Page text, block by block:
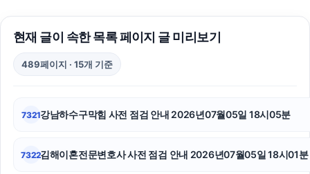
광고대행사
수원피부과
현재 글이 속한 목록 페이지 글 미리보기
489페이지 · 15개 기준
7321강남하수구막힘 사전 점검 안내 2026년07월05일 18시05분
7322김해이혼전문변호사 사전 점검 안내 2026년07월05일 18시01분